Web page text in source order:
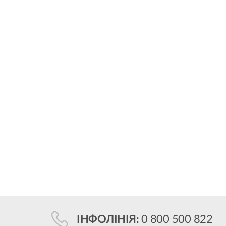
ІНФОЛІНІЯ: 0 800 500 822